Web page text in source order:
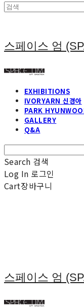
스페이스 엄
EXHIBITIONS
IVORYARN 신경아
PARK
GALLERY
Q&A
Search 검색
Log In 로그인
Cart장바구니
스페이스 엄